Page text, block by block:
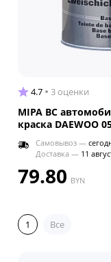
4.7 3 оценки
MIPA BC
краска DAEWOO
Самовывоз —
Доставка — 11
79.80 BYN
1 Все